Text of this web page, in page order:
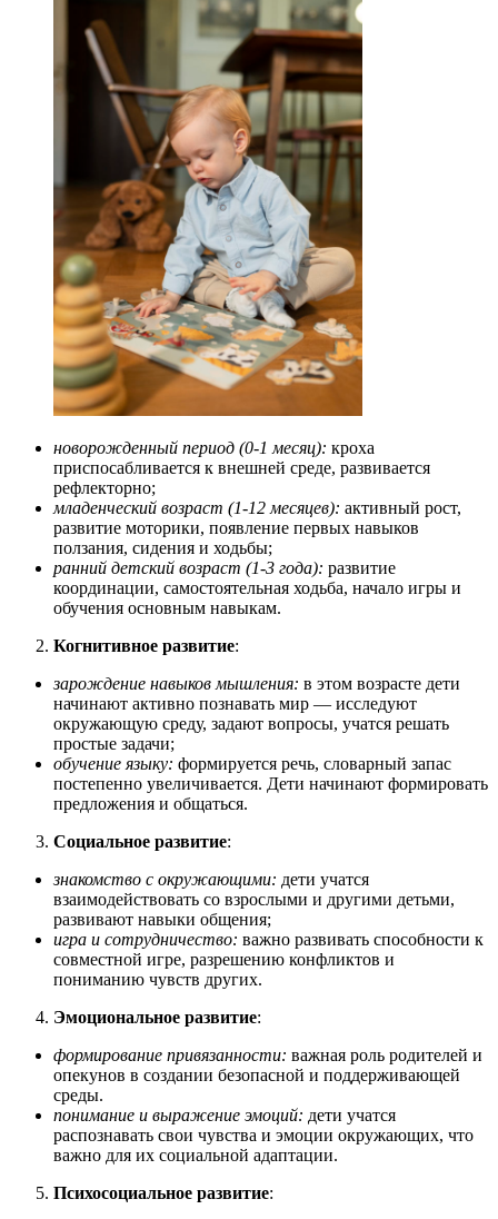
новорожденный период (0-1 месяц): кроха
приспосабливается к внешней среде, развивается
рефлекторно;
младенческий возраст (1-12 месяцев): активный рост,
развитие моторики, появление первых навыков
ползания, сидения и ходьбы;
ранний детский возраст (1-3 года): развитие
координации, самостоятельная ходьба, начало игры и
обучения основным навыкам.
Когнитивное развитие:
зарождение навыков мышления: в этом возрасте дети
начинают активно познавать мир — исследуют
окружающую среду, задают вопросы, учатся решать
простые задачи;
обучение языку: формируется речь, словарный запас
постепенно увеличивается. Дети начинают формировать
предложения и общаться.
Социальное развитие:
знакомство с окружающими: дети учатся
взаимодействовать со взрослыми и другими детьми,
развивают навыки общения;
игра и сотрудничество: важно развивать способности к
совместной игре, разрешению конфликтов и
пониманию чувств других.
Эмоциональное развитие:
формирование привязанности: важная роль родителей и
опекунов в создании безопасной и поддерживающей
среды.
понимание и выражение эмоций: дети учатся
распознавать свои чувства и эмоции окружающих, что
важно для их социальной адаптации.
Психосоциальное развитие: